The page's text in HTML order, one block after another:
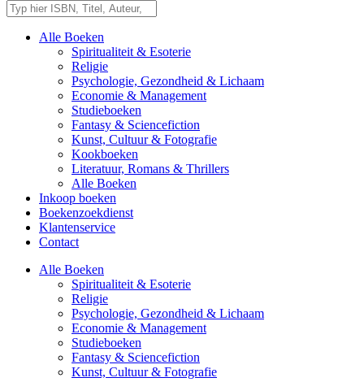
Alle Boeken
Spiritualiteit & Esoterie
Religie
Psychologie, Gezondheid & Lichaam
Economie & Management
Studieboeken
Fantasy & Sciencefiction
Kunst, Cultuur & Fotografie
Kookboeken
Literatuur, Romans & Thrillers
Alle Boeken
Inkoop boeken
Boekenzoekdienst
Klantenservice
Contact
Alle Boeken
Spiritualiteit & Esoterie
Religie
Psychologie, Gezondheid & Lichaam
Economie & Management
Studieboeken
Fantasy & Sciencefiction
Kunst, Cultuur & Fotografie